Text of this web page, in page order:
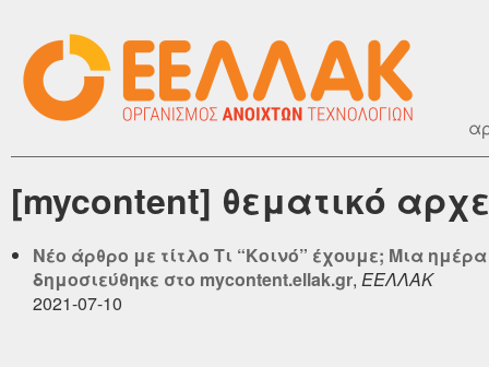
[mycontent] θεματικό
Νέο άρθρο με τίτλο Τι “Κοινό” έχουμε; Μια
δημοσιεύθηκε στο mycontent.ellak.gr, ΕΕΛΛΑΚ
2021-07-10